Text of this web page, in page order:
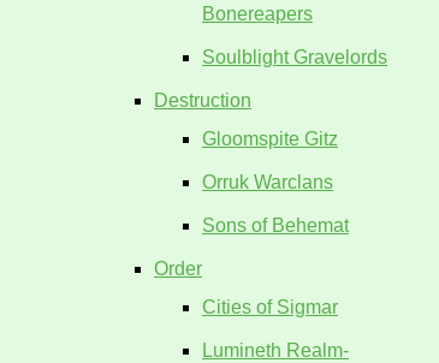
Bonereapers
Soulblight Gravelords
Destruction
Gloomspite Gitz
Orruk Warclans
Sons of Behemat
Order
Cities of Sigmar
Lumineth Realm-